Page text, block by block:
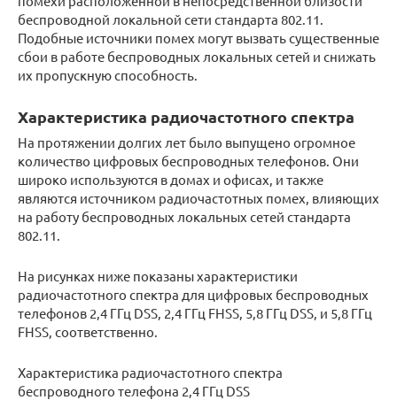
беспроводной локальной сети стандарта 802.11.
Подобные источники помех могут вызвать существенные
сбои в работе беспроводных локальных сетей и снижать
их пропускную способность.
Характеристика радиочастотного спектра
На протяжении долгих лет было выпущено огромное
количество цифровых беспроводных телефонов. Они
широко используются в домах и офисах, и также
являются источником радиочастотных помех, влияющих
на работу беспроводных локальных сетей стандарта
802.11.
На рисунках ниже показаны характеристики
радиочастотного спектра для цифровых беспроводных
телефонов 2,4 ГГц DSS, 2,4 ГГц FHSS, 5,8 ГГц DSS, и 5,8 ГГц
FHSS, соответственно.
Характеристика радиочастотного спектра
беспроводного телефона 2,4 ГГц DSS